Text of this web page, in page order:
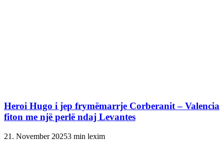
Heroi Hugo i jep frymëmarrje Corberanit – Valencia
fiton me një perlë ndaj Levantes
21. November 20253 min lexim